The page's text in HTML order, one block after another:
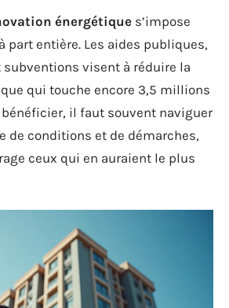
énergétique s’impose
part entière. Les aides publiques,
subventions visent à réduire la
qui touche encore 3,5 millions
bénéficier, il faut souvent naviguer
de conditions et de démarches,
ceux qui en auraient le plus